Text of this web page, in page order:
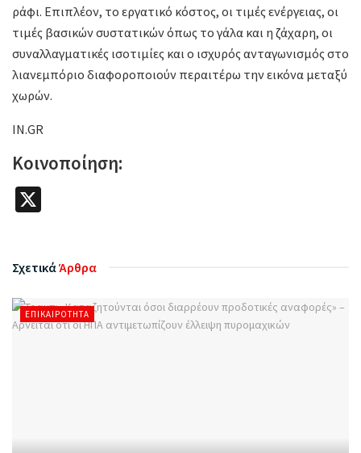
ράφι. Επιπλέον, το εργατικό κόστος, οι τιμές ενέργειας, οι
τιμές βασικών συστατικών όπως το γάλα και η ζάχαρη, οι
συναλλαγματικές ισοτιμίες και ο ισχυρός ανταγωνισμός στο
λιανεμπόριο διαφοροποιούν περαιτέρω την εικόνα μεταξύ
χωρών.
IN.GR
Κοινοποίηση:
ΣχετικάΆρθρα
ΕΠΙΚΑΙΡΌΤΗΤΑ